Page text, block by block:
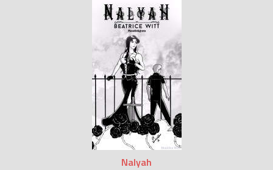
Nalyah